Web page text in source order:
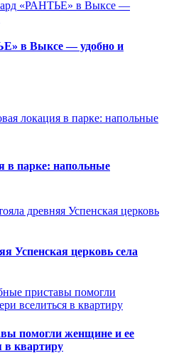
в Выксе — удобно и
в парке: напольные
Успенская церковь села
помогли женщине и ее
в квартиру